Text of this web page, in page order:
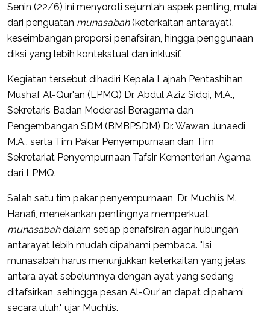
Senin (22/6) ini menyoroti sejumlah aspek penting, mulai
dari penguatan munasabah(keterkaitan antarayat),
keseimbangan proporsi penafsiran, hingga penggunaan
diksi yang lebih kontekstual dan inklusif.
Kegiatan tersebut dihadiri Kepala Lajnah Pentashihan
Mushaf Al-Qur'an (LPMQ) Dr. Abdul Aziz Sidqi, M.A.,
Sekretaris Badan Moderasi Beragama dan
Pengembangan SDM (BMBPSDM) Dr. Wawan Junaedi,
M.A., serta Tim Pakar Penyempurnaan dan Tim
Sekretariat Penyempurnaan Tafsir Kementerian Agama
dari LPMQ.
Salah satu tim pakar penyempurnaan, Dr. Muchlis M.
Hanafi, menekankan pentingnya memperkuat
munasabahdalam setiap penafsiran agar hubungan
antarayat lebih mudah dipahami pembaca. "Isi
munasabah harus menunjukkan keterkaitan yang jelas,
antara ayat sebelumnya dengan ayat yang sedang
ditafsirkan, sehingga pesan Al-Qur'an dapat dipahami
secara utuh," ujar Muchlis.